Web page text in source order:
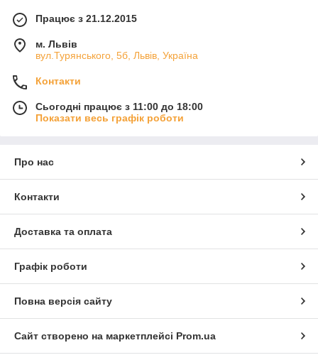
Працює з 21.12.2015
м. Львів
вул.Турянського, 5б, Львів, Україна
Контакти
Сьогодні працює з 11:00 до 18:00
Показати весь графік роботи
Про нас
Контакти
Доставка та оплата
Графік роботи
Повна версія сайту
Сайт створено на маркетплейсі Prom.ua